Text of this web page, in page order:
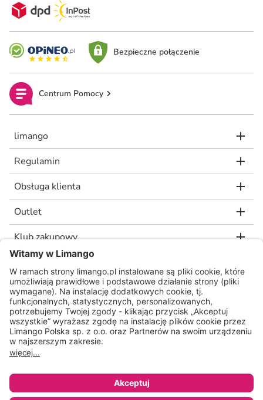
Bezpieczne połączenie
Centrum Pomocy
limango
Regulamin
Obsługa klienta
Outlet
Klub zakupowy
limango.de limango.nl